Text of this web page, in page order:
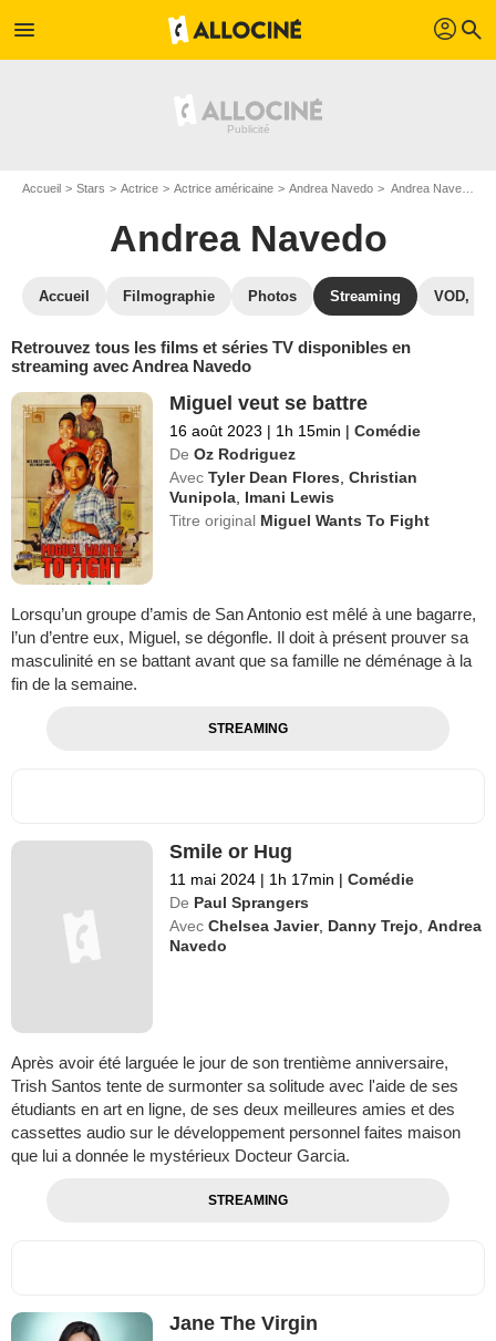
menu profil search
Accueil Stars Actrice Actrice américaine Andrea Navedo Andrea Navedo : Films et séries online
Andrea Navedo
Accueil Filmographie Photos Streaming VOD,
Retrouvez tous les films et séries TV disponibles en
streaming avec Andrea Navedo
Miguel veut se battre
16 août 2023 | 1h 15min | Comédie
De Oz Rodriguez
Avec Tyler Dean Flores ,Christian
Vunipola Imani Lewis
Titre original Miguel Wants To Fight
Lorsqu’un groupe d’amis de San Antonio est mêlé à une bagarre,
l’un d’entre eux, Miguel, se dégonfle. Il doit à présent prouver sa
masculinité en se battant avant que sa famille ne déménage à la
fin de la semaine.
STREAMING
Smile or Hug
11 mai 2024 | 1h 17min | Comédie
De Paul Sprangers
Avec Chelsea Javier, Danny Trejo ,Andrea
Navedo
Après avoir été larguée le jour de son trentième anniversaire,
Trish Santos tente de surmonter sa solitude avec l'aide de ses
étudiants en art en ligne, de ses deux meilleures amies et des
cassettes audio sur le développement personnel faites maison
que lui a donnée le mystérieux Docteur Garcia.
STREAMING
Jane The Virgin